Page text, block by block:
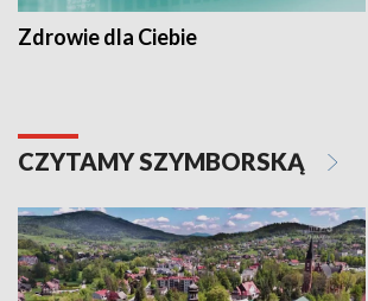
Zdrowie dla Ciebie
CZYTAMY SZYMBORSKĄ